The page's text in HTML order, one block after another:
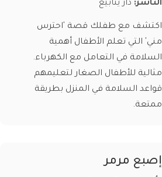
الناشر: دار ينابيع
اكتشف مع طفلك قصة 'احترس
مني' التي تعلم الأطفال أهمية
السلامة في التعامل مع الكهرباء.
مثالية للأطفال الصغار لتعليمهم
قواعد السلامة في المنزل بطريقة
ممتعة.
إصبع مرمر